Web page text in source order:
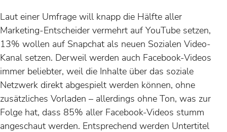
Laut einer Umfrage will knapp die Hälfte aller
Marketing-Entscheider vermehrt auf YouTube setzen,
13% wollen auf Snapchat als neuen Sozialen Video-
Kanal setzen. Derweil werden auch Facebook-Videos
immer beliebter, weil die Inhalte über das soziale
Netzwerk direkt abgespielt werden können, ohne
zusätzliches Vorladen – allerdings ohne Ton, was zur
Folge hat, dass 85% aller Facebook-Videos stumm
angeschaut werden. Entsprechend werden Untertitel